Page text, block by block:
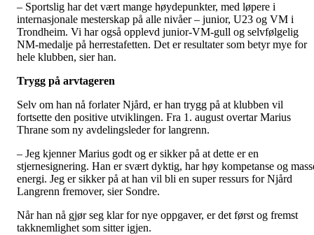
– Sportslig har det vært mange høydepunkter, med løpere i
internasjonale mesterskap på alle nivåer – junior, U23 og VM i
Trondheim. Vi har også opplevd junior-VM-gull og selvfølgelig
NM-medalje på herrestafetten. Det er resultater som betyr mye for
hele klubben, sier han.
Trygg på arvtageren
Selv om han nå forlater Njård, er han trygg på at klubben vil
fortsette den positive utviklingen. Fra 1. august overtar Marius
Thrane som ny avdelingsleder for langrenn.
– Jeg kjenner Marius godt og er sikker på at dette er en
stjernesignering. Han er svært dyktig, har høy kompetanse og
energi. Jeg er sikker på at han vil bli en super ressurs for Njård
Langrenn fremover, sier Sondre.
Når han nå gjør seg klar for nye oppgaver, er det først og fremst
takknemlighet som sitter igjen.